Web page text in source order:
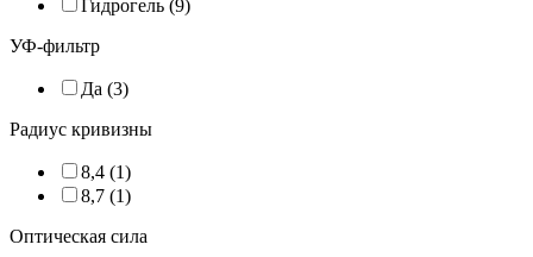
Гидрогель (9)
УФ-фильтр
Да (3)
Радиус кривизны
8,4 (1)
8,7 (1)
Оптическая сила